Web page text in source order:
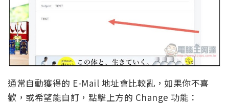
通常自動獲得的 E-Mail 地址會比較亂，如果你不喜
歡，或希望能自訂，點擊上方的 Change 功能：